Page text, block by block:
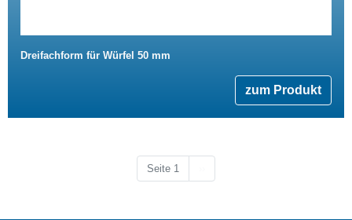
Dreifachform für Würfel 50 mm
zum Produkt
Seite 1